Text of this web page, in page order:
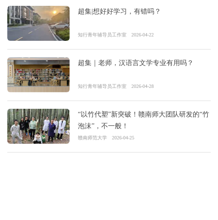
超集|想好好学习，有错吗？
知行青年辅导员工作室 2026-04-22
超集｜老师，汉语言文学专业有用吗？
知行青年辅导员工作室 2026-04-28
“以竹代塑”新突破！赣南师大团队研发的“竹
泡沫”，不一般！
赣南师范大学 2026-04-25